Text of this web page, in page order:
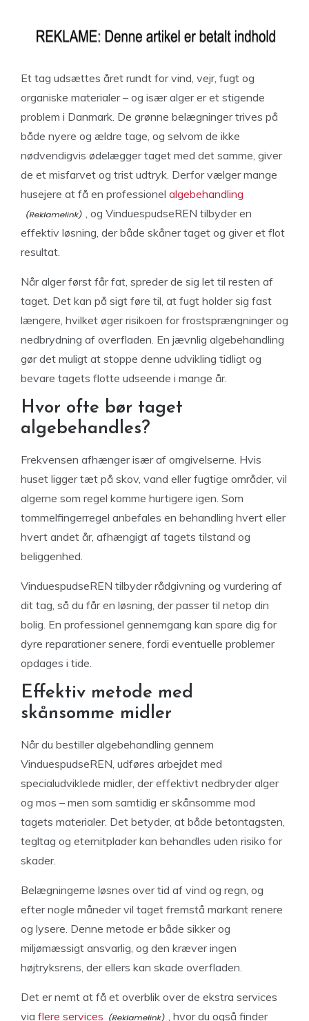
Et tag udsættes året rundt for vind, vejr, fugt og
organiske materialer – og især alger er et stigende
problem i Danmark. De grønne belægninger trives på
både nyere og ældre tage, og selvom de ikke
nødvendigvis ødelægger taget med det samme, giver
de et misfarvet og trist udtryk. Derfor vælger mange
husejere at få en professionel algebehandling
, og VinduespudseREN tilbyder en
effektiv løsning, der både skåner taget og giver et flot
resultat.
Når alger først får fat, spreder de sig let til resten af
taget. Det kan på sigt føre til, at fugt holder sig fast
længere, hvilket øger risikoen for frostsprængninger og
nedbrydning af overfladen. En jævnlig algebehandling
gør det muligt at stoppe denne udvikling tidligt og
bevare tagets flotte udseende i mange år.
Hvor ofte bør taget
algebehandles?
Frekvensen afhænger især af omgivelserne. Hvis
huset ligger tæt på skov, vand eller fugtige områder, vil
algerne som regel komme hurtigere igen. Som
tommelfingerregel anbefales en behandling hvert eller
hvert andet år, afhængigt af tagets tilstand og
beliggenhed.
VinduespudseREN tilbyder rådgivning og vurdering af
dit tag, så du får en løsning, der passer til netop din
bolig. En professionel gennemgang kan spare dig for
dyre reparationer senere, fordi eventuelle problemer
opdages i tide.
Effektiv metode med
skånsomme midler
Når du bestiller algebehandling gennem
VinduespudseREN, udføres arbejdet med
specialudviklede midler, der effektivt nedbryder alger
og mos – men som samtidig er skånsomme mod
tagets materialer. Det betyder, at både betontagsten,
tegltag og eternitplader kan behandles uden risiko for
skader.
Belægningerne løsnes over tid af vind og regn, og
efter nogle måneder vil taget fremstå markant renere
og lysere. Denne metode er både sikker og
miljømæssigt ansvarlig, og den kræver ingen
højtryksrens, der ellers kan skade overfladen.
Det er nemt at få et overblik over de ekstra services
via flere services , hvor du også finder